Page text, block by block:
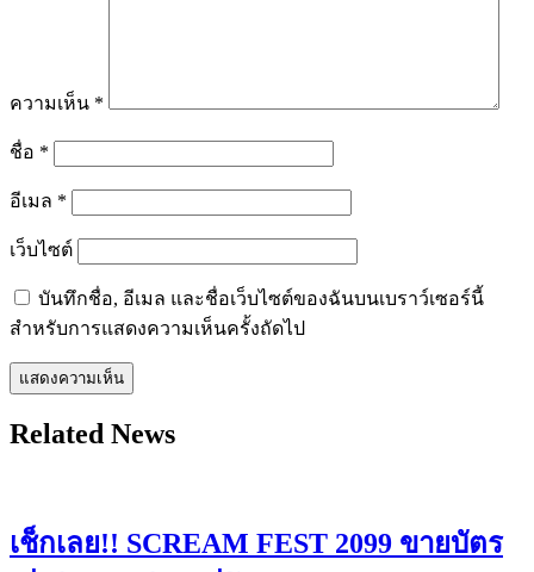
ความเห็น *
ชื่อ *
อีเมล *
เว็บไซต์
บันทึกชื่อ, อีเมล และชื่อเว็บไซต์ของฉันบนเบราว์เซอร์นี้
สำหรับการแสดงความเห็นครั้งถัดไป
Related News
เช็กเลย!! SCREAM FEST 2099 ขายบัตร